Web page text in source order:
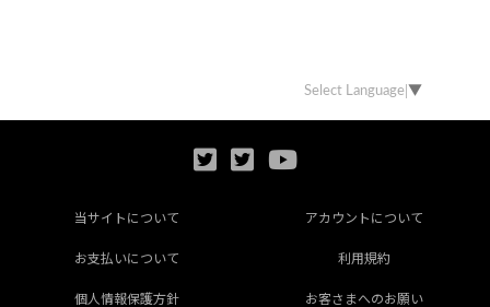
Select Language ▼
当サイトについて アカウントについて
お支払いについて 利用規約
個人情報保護方針 お客さまへのお願い